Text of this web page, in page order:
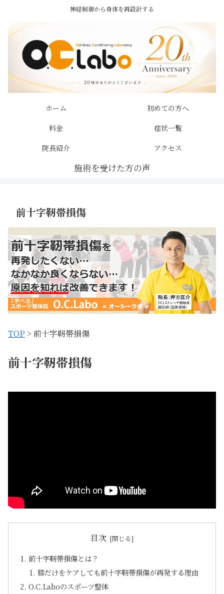
神経制御から身体を再設計する
ホーム
初めての方へ
料金
症状一覧
院長紹介
アクセス
前十字靭帯損傷
TOP > 前十字靭帯損傷
前十字靭帯損傷
目次
前十字靭帯損傷とは？
膝だけをケアしても前十字靭帯損傷が再発する理由
O.C.Laboのスポーツ整体